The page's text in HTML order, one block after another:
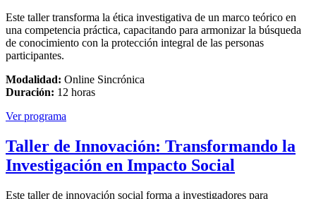
Este taller transforma la ética investigativa de un marco teórico en
una competencia práctica, capacitando para armonizar la búsqueda
de conocimiento con la protección integral de las personas
participantes.
Modalidad: Online Sincrónica
Duración: 12 horas
Ver programa
Taller de Innovación: Transformando la
Investigación en Impacto Social
Este taller de innovación social forma a investigadores para